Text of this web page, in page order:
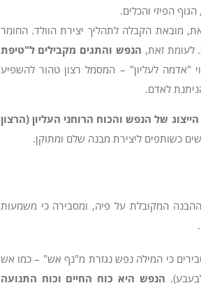
הפיזי והכלים.
מובאת הקבלה לתהליך יצירת הוולד. החומר
לעומת זאת, הנפש והתגים מקבילים ל"טיפת
"אדמה לעליון" – המסמל רצון טהור להשפיע
לאדם.
הייצוג של הנפש והכוח הרוחני העליון (הרצון
כשותפים ליצירת מבנה שלם ומתוקן.
המקובלת על פיה, ומסבירה כי משמעות
.
כי המילה נפש נגזרת מ"נף אש" – כמו אש
הנפש היא כוח החיים וכוח התנועה